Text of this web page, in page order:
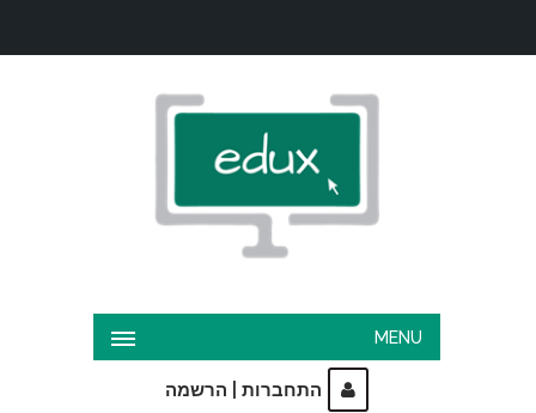
MENU
התחברות הרשמה